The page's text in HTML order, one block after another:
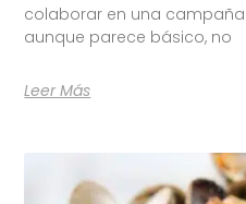
colaborar en una
aunque parece básico, no
Leer Más